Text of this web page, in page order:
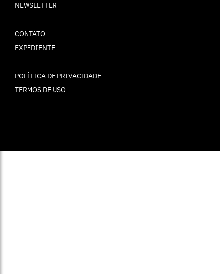
NEWSLETTER
CONTATO
EXPEDIENTE
POLÍTICA DE PRIVACIDADE
TERMOS DE USO